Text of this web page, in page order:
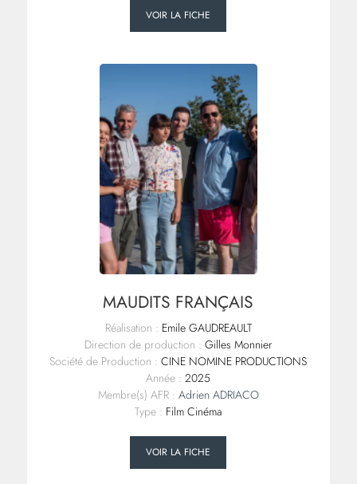
VOIR LA FICHE
MAUDITS FRANÇAIS
Réalisation : Emile GAUDREAULT
Direction de production : Gilles Monnier
Société de Production : CINE NOMINE PRODUCTIONS
Année : 2025
Membre(s) AFR : Adrien ADRIACO
Type : Film Cinéma
VOIR LA FICHE